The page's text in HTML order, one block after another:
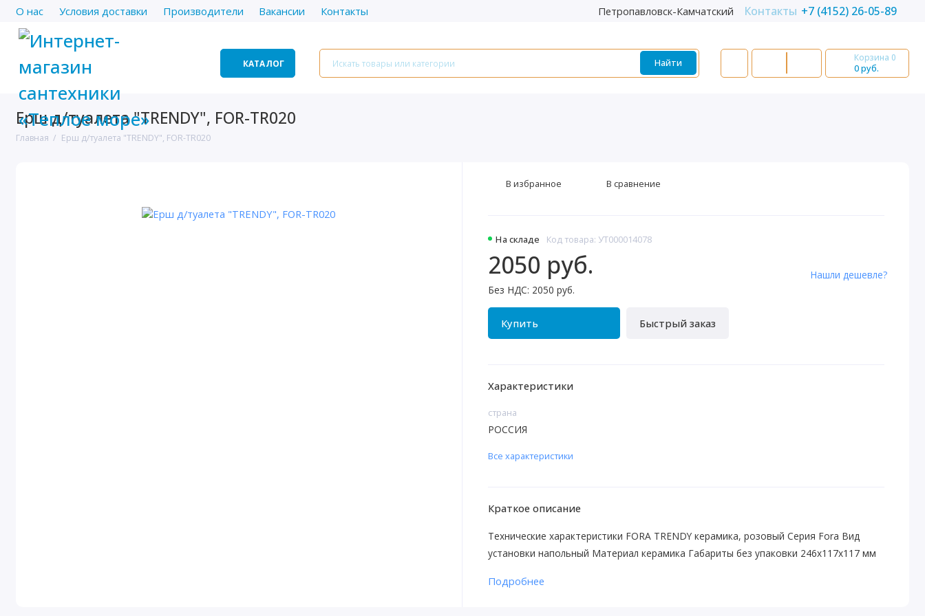
О нас Условия доставки Производители Вакансии Контакты Петропавловск-Камчатский Контакты +7 (4152) 26-05-89
КАТАЛОГ Найти Корзина 0
0 руб.
Ерш д/туалета "TRENDY", FOR-TR020
Главная Ерш д/туалета "TRENDY", FOR-TR020
На складе Код товара: УТ000014078
2050 руб.
Без НДС: 2050 руб.
Купить Быстрый заказ
Нашли дешевле?
В избранное В сравнение
Характеристики
страна
РОССИЯ
Все характеристики
Краткое описание
Технические характеристики FORA TRENDY керамика, розовый Серия Fora Вид
установки напольный Материал керамика Габариты без упаковки 246х117х117 мм
Подробнее